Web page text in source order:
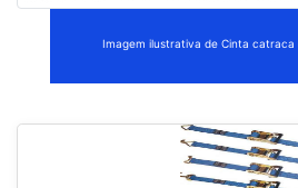
Imagem ilustrativa de Cinta